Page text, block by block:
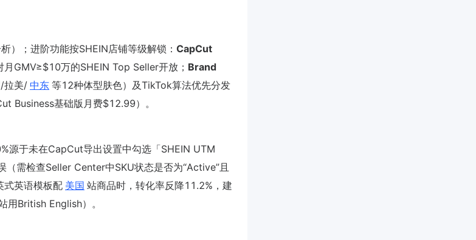
）；进阶功能按SHEIN店铺等级解锁： CapCut
GMV≥$10万的SHEIN Top Seller开放； Brand
/拉美/ 中东 等12种体型肤色）及TikTok算法优先分发
Business基础版月费$12.99）。
源于未在CapCut导出设置中勾选「SHEIN UTM
需检查Seller Center中SKU状态是否为“Active”且
式英语模板配 美国 站商品时，转化率反降11.2%，建
用British English）。